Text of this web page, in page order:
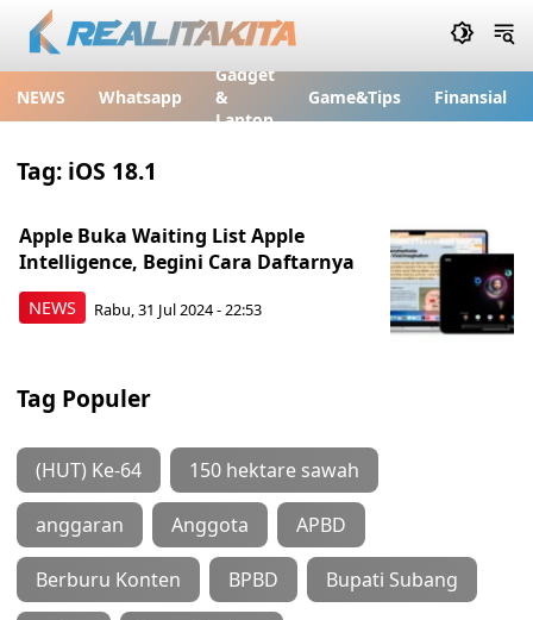
NEWS Whatsapp
Gadget
&
Laptop
Game&Tips Finansial
Tag: iOS 18.1
NEWS
Apple Buka Waiting List Apple
Intelligence, Begini Cara Daftarnya
Rabu, 31 Jul 2024 - 22:53
Tag Populer
(HUT) Ke-64 150 hektare sawah
anggaran Anggota APBD
Berburu Konten BPBD Bupati Subang